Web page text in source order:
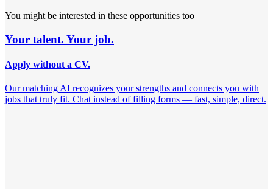
You might be interested in these opportunities too
Your talent. Your job.
Apply without a CV.
Our matching AI recognizes your strengths and connects you with
jobs that truly fit. Chat instead of filling forms — fast, simple, direct.